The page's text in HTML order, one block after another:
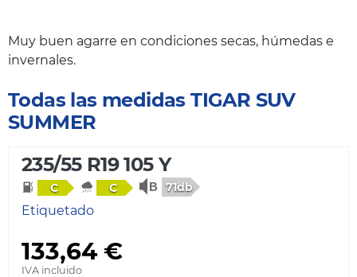
Muy buen agarre en condiciones secas, húmedas e
invernales.
Todas las medidas TIGAR SUV
SUMMER
235/55 R19 105 Y
C C 71db
Etiquetado
133,64 €
IVA incluido